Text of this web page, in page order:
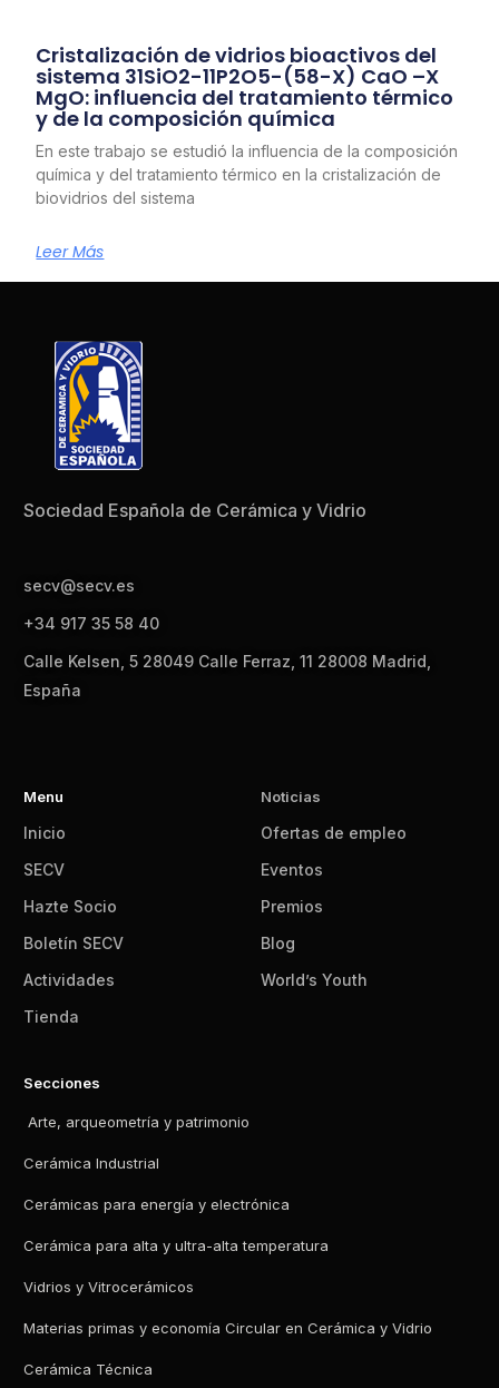
Cristalización de vidrios bioactivos del
sistema 31SiO2-11P2O5-(58-X) CaO –X
MgO: influencia del tratamiento térmico
y de la composición química
En este trabajo se estudió la influencia de la composición
química y del tratamiento térmico en la cristalización de
biovidrios del sistema
Leer Más
Sociedad Española de Cerámica y Vidrio
secv@secv.es
+34 917 35 58 40
Calle Kelsen, 5 28049 Calle Ferraz, 11 28008 Madrid,
España
Menu
Inicio
SECV
Hazte Socio
Boletín SECV
Actividades
Tienda
Noticias
Ofertas de empleo
Eventos
Premios
Blog
World’s Youth
Secciones
Arte, arqueometría y patrimonio
Cerámica Industrial
Cerámicas para energía y electrónica
Cerámica para alta y ultra-alta temperatura
Vidrios y Vitrocerámicos
Materias primas y economía Circular en Cerámica y Vidrio
Cerámica Técnica